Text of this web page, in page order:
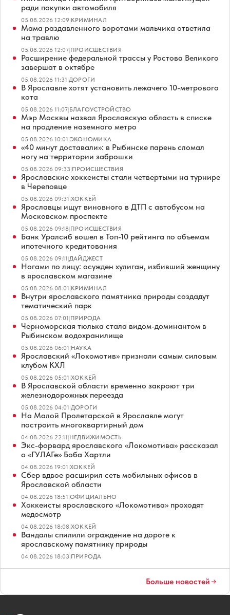
ради покупки автомобиля
05.08.2026 12:09|КРИМИНАЛ
Мама раздавленного воротами мальчика ответила
на травлю
05.08.2026 12:07|ПРОИСШЕСТВИЯ
Расширение федеральной трассы у Ростова Великого
завершат в октябре
05.08.2026 11:31|ДОРОГИ
В Ярославле хотят установить лежачего 10-метрового
кота
05.08.2026 11:07|БЛАГОУСТРОЙСТВО
Мэр Москвы назвал Ярославскую область в списке
на продление наземного метро
05.08.2026 10:01|ЭКОНОМИКА
«40 минут доставали»: в Рыбинске парень сломал
ногу на территории заброшки
05.08.2026 09:33|ПРОИСШЕСТВИЯ
Ярославские хоккеисты стали четвертыми на турнире
в Череповце
05.08.2026 09:31|ХОККЕЙ
Ярославцы ищут виновного в ДТП с автобусом на
Московском проспекте
05.08.2026 09:18|ПРОИСШЕСТВИЯ
Банк Уралсиб вошел в Топ-10 рейтинга по объемам
ипотечного кредитования
05.08.2026 09:11|ДАЙДЖЕСТ
Ногами по лицу: осужден хулиган, избивший женщину
в ярославском магазине
05.08.2026 08:01|КРИМИНАЛ
Внутри ярославского памятника природы создадут
тематический парк
05.08.2026 07:01|ПРИРОДА
Черноморская тюлька стала видом-доминантом в
Рыбинском водохранилище
05.08.2026 06:01|НАУКА
Ярославский «Локомотив» признали самым силовым
клубом КХЛ
05.08.2026 05:01|ХОККЕЙ
В Ярославской области временно закроют три
железнодорожных переезда
05.08.2026 04:01|ДОРОГИ
На Малой Пролетарской в Ярославле могут
построить многоквартирный дом
04.08.2026 22:11|НЕДВИЖИМОСТЬ
Экс-форвард ярославского «Локомотива» рассказал
о «ГУЛАГе» Боба Хартли
04.08.2026 19:01|ХОККЕЙ
Сбер вдвое расширил сеть мобильных офисов в
Ярославской области
04.08.2026 18:51|ОФИЦИАЛЬНО
Хоккеисты ярославского «Локомотива» проходят
медосмотр
04.08.2026 18:08|ХОККЕЙ
Вандалы спилили ограждение на дороге к
ярославскому памятнику природы
04.08.2026 18:03|ПРИРОДА
Больше новостей